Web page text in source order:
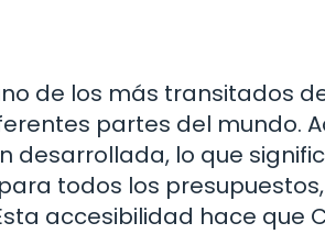
de los más transitados
partes del mundo.
lo que
todos los
accesibilidad hace que